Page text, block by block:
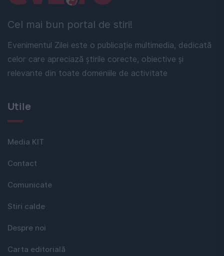
Cel mai bun portal de stiri!
Evenimentul Zilei este o publicație multimedia, dedicată
celor care apreciază știrile corecte, obiective și
relevante din toate domeniile de activitate
Utile
Media KIT
Contact
Comunicate
Stiri calde
Despre noi
Carta editorială